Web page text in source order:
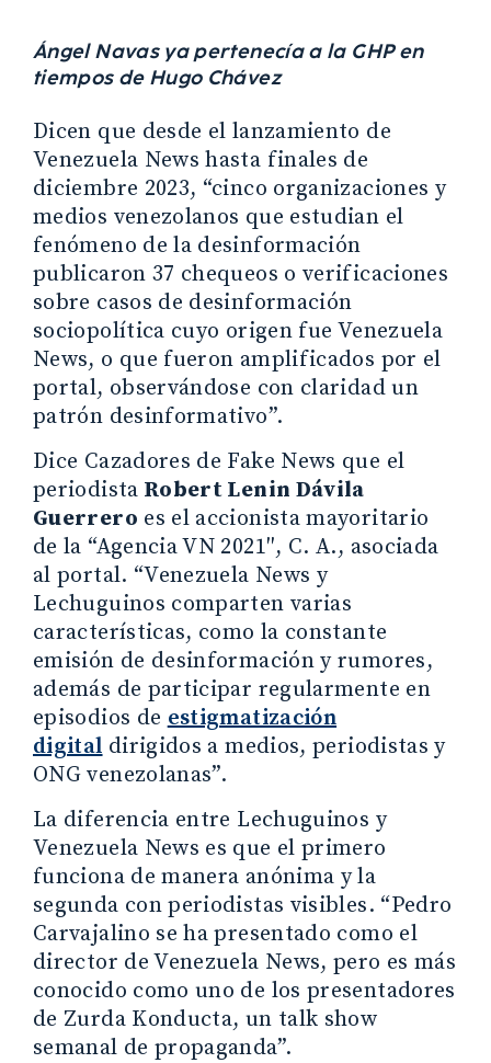
Ángel Navas ya pertenecía a la GHP en
tiempos de Hugo Chávez
Dicen que desde el lanzamiento de
Venezuela News hasta finales de
diciembre 2023, “cinco organizaciones y
medios venezolanos que estudian el
fenómeno de la desinformación
publicaron 37 chequeos o verificaciones
sobre casos de desinformación
sociopolítica cuyo origen fue Venezuela
News, o que fueron amplificados por el
portal, observándose con claridad un
patrón desinformativo”.
Dice Cazadores de Fake News que el
periodista Robert Lenin Dávila
Guerrero es el accionista mayoritario
de la “Agencia VN 2021″, C. A., asociada
al portal. “Venezuela News y
Lechuguinos comparten varias
características, como la constante
emisión de desinformación y rumores,
además de participar regularmente en
episodios de estigmatización
digital dirigidos a medios, periodistas y
ONG venezolanas”.
La diferencia entre Lechuguinos y
Venezuela News es que el primero
funciona de manera anónima y la
segunda con periodistas visibles. “Pedro
Carvajalino se ha presentado como el
director de Venezuela News, pero es más
conocido como uno de los presentadores
de Zurda Konducta, un talk show
semanal de propaganda”.